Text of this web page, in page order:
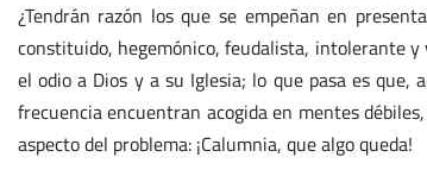
¿Tendrán razón los que se empeñan en
constituido, hegemónico, feudalista, intolerante
el odio a Dios y a su Iglesia; lo que pasa es que,
frecuencia encuentran acogida en mentes
aspecto del problema: ¡Calumnia, que algo queda!